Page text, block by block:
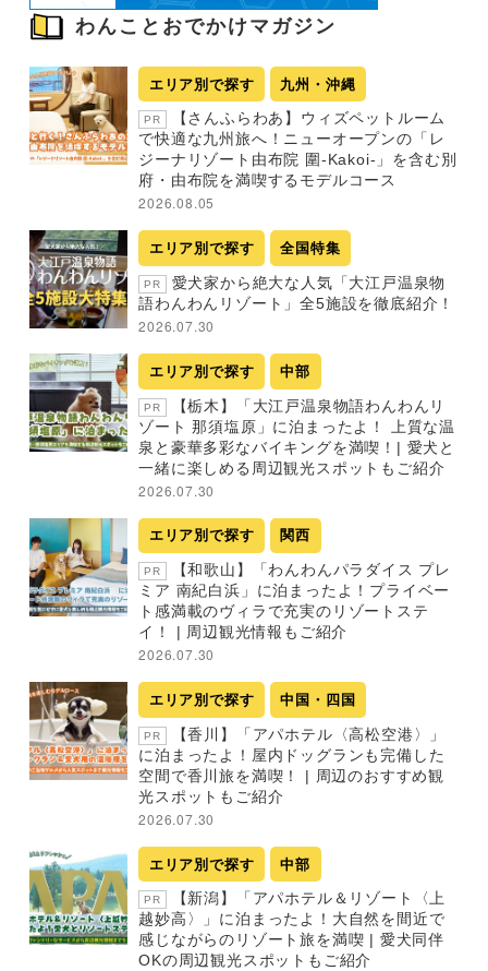
わんことおでかけマガジン
エリア別で探す 九州・沖縄
PR
【さんふらわあ】ウィズペットルーム
で快適な九州旅へ！ニューオープンの「レ
ジーナリゾート由布院 圍-Kakoi-」を含む別
府・由布院を満喫するモデルコース
2026.08.05
エリア別で探す 全国特集
PR
愛犬家から絶大な人気「大江戸温泉物
語わんわんリゾート」全5施設を徹底紹介！
2026.07.30
エリア別で探す 中部
PR
【栃木】「大江戸温泉物語わんわんリ
ゾート 那須塩原」に泊まったよ！ 上質な温
泉と豪華多彩なバイキングを満喫！| 愛犬と
一緒に楽しめる周辺観光スポットもご紹介
2026.07.30
エリア別で探す 関西
PR
【和歌山】「わんわんパラダイス プレ
ミア 南紀白浜」に泊まったよ！プライベー
ト感満載のヴィラで充実のリゾートステ
イ！ | 周辺観光情報もご紹介
2026.07.30
エリア別で探す 中国・四国
PR
【香川】「アパホテル〈高松空港〉」
に泊まったよ！屋内ドッグランも完備した
空間で香川旅を満喫！ | 周辺のおすすめ観
光スポットもご紹介
2026.07.30
エリア別で探す 中部
PR
【新潟】「アパホテル＆リゾート〈上
越妙高〉」に泊まったよ！大自然を間近で
感じながらのリゾート旅を満喫 | 愛犬同伴
OKの周辺観光スポットもご紹介